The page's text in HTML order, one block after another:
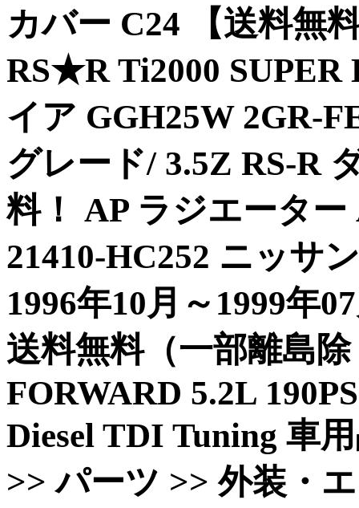
カバー C24 【送料無
RS★R Ti2000
イア GGH25W 2GR-
グレード/ 3.5Z RS-R
料！ AP ラジエータ
21410-HC252 ニッサ
1996年10月～1999年
送料無料（一部離島
FORWARD 5.2L
Diesel TDI Tuning 車
>> パーツ >> 外装・